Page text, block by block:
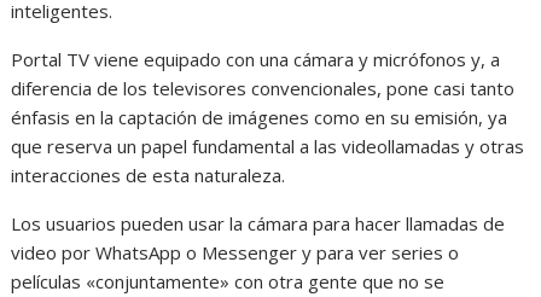
inteligentes.
Portal TV viene equipado con una cámara y micrófonos y, a
diferencia de los televisores convencionales, pone casi tanto
énfasis en la captación de imágenes como en su emisión, ya
que reserva un papel fundamental a las videollamadas y otras
interacciones de esta naturaleza.
Los usuarios pueden usar la cámara para hacer llamadas de
video por WhatsApp o Messenger y para ver series o
películas «conjuntamente» con otra gente que no se